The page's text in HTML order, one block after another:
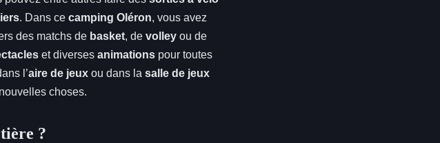
. Dans ce camping Oléron, vous avez
des matchs de basket, de volley ou de
et diverses animations pour toutes
l’aire de jeux ou dans la salle de jeux
choses.
?